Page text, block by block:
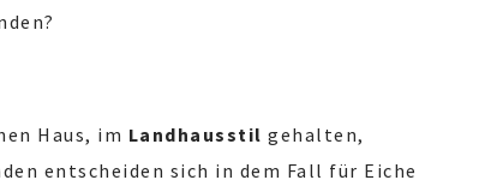
Haus, im Landhausstil gehalten,
entscheiden sich in dem Fall für Eiche